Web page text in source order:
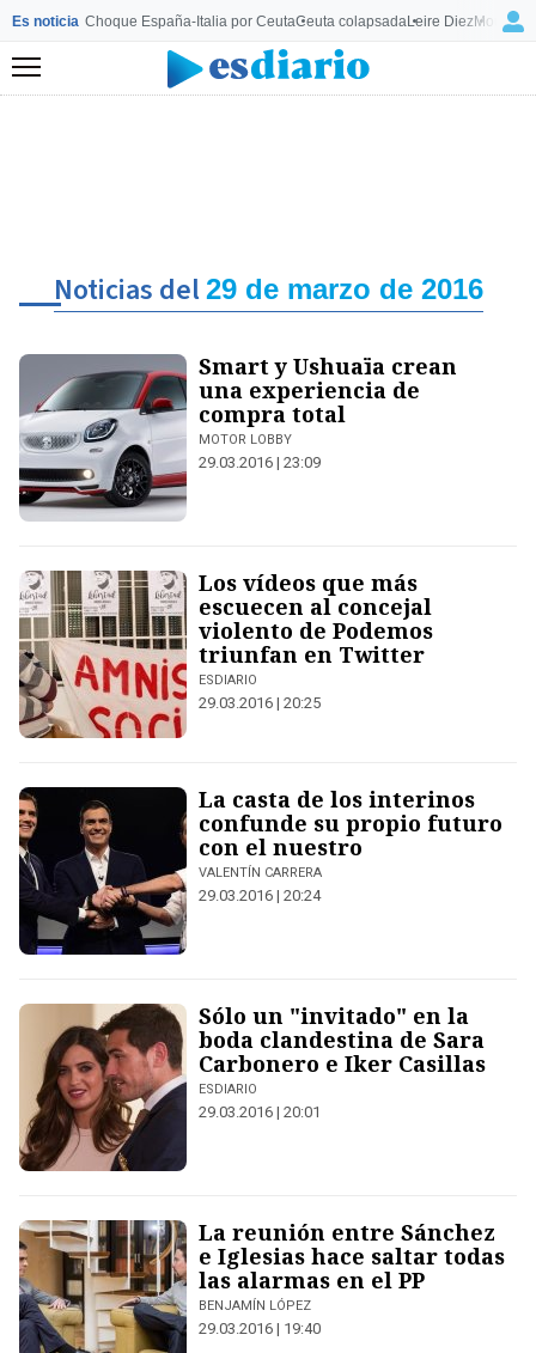
Es noticia Choque España-Italia por CeutaCeuta colapsadaLeire Diez
Menú
Noticias del29 de marzo de 2016
Smart y Ushuaïa crean
una experiencia de
compra total
MOTOR LOBBY
29.03.2016 | 23:09
Los vídeos que más
escuecen al concejal
violento de Podemos
triunfan en Twitter
ESDIARIO
29.03.2016 | 20:25
La casta de los interinos
confunde su propio futuro
con el nuestro
VALENTÍN CARRERA
29.03.2016 | 20:24
Sólo un "invitado" en la
boda clandestina de Sara
Carbonero e Iker Casillas
ESDIARIO
29.03.2016 | 20:01
La reunión entre Sánchez
e Iglesias hace saltar todas
las alarmas en el PP
BENJAMÍN LÓPEZ
29.03.2016 | 19:40